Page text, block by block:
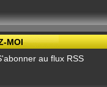
MOI
au flux RSS